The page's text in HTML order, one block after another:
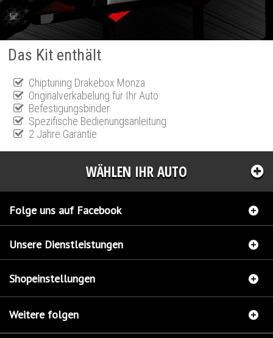
Das Kit enthält
Chiptuning Drakebox Monza
Originalverkabelung für Ihr Auto
Befestigungsbinder
Spezifische Bedienungsanleitung
2 Jahre Garantie
WÄHLEN IHR AUTO
Folge uns auf Facebook
Unsere Dienstleistungen
Shopeinstellungen
Weitere folgen